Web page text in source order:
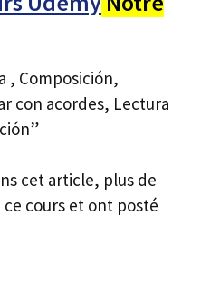
, Composición,
con acordes, Lectura
cet article, plus de
ce cours et ont posté